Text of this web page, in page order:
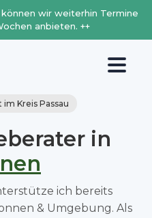
wir weiterhin Termine
anbieten. ++
Kreis Passau
in
ich bereits
& Umgebung. Als